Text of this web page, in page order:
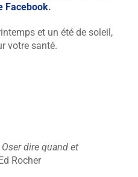
Facebook.
et un été de soleil,
votre santé.
dire quand et
Rocher